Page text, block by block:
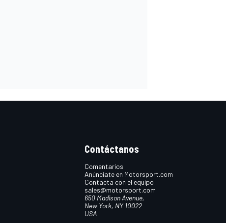
Contáctanos
Comentarios
Anúnciate en Motorsport.com
Contacta con el equipo
sales@motorsport.com
650 Madison Avenue,
New York, NY 10022
USA